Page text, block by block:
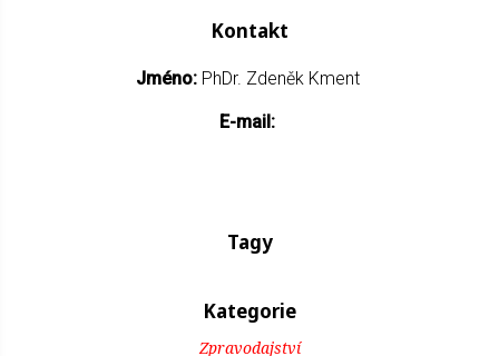
Kontakt
Jméno: PhDr. Zdeněk Kment
E-mail:
Tagy
Kategorie
Zpravodajství